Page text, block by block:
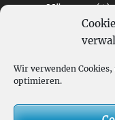
Wir verwenden
optimieren.
März 2021(4)
Februar 2021
November
Links
Kontakt